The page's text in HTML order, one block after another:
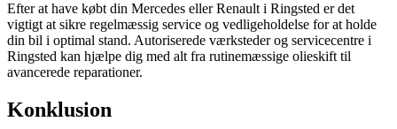
Efter at have købt din Mercedes eller Renault i Ringsted er det
vigtigt at sikre regelmæssig service og vedligeholdelse for at holde
din bil i optimal stand. Autoriserede værksteder og servicecentre i
Ringsted kan hjælpe dig med alt fra rutinemæssige olieskift til
avancerede reparationer.
Konklusion